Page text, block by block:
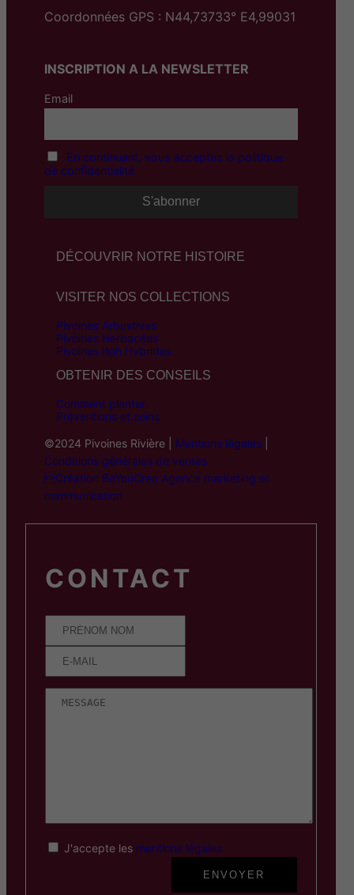
Coordonnées GPS : N44,73733° E4,99031
INSCRIPTION A LA NEWSLETTER
Email
En continuant, vous acceptez la politique
de confidentialité
DÉCOUVRIR NOTRE HISTOIRE
VISITER NOS COLLECTIONS
Pivoines Arbustives
Pivoines Herbacées
Pivoines Itoh Hybrides
OBTENIR DES CONSEILS
Comment planter
Préventions et soins
©2024 Pivoines Rivière | Mentions légales
Conditions générales de ventes
Création BeYouCrea Agence marketing et
communication
CONTACT
J'accepte les mentions légales